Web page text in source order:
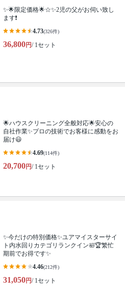
✨🌟限定価格🌟☆✨2児の父がお伺い致し
ます❗️
4.73(326件)
36,800円/ 1セット
🌟ハウスクリーニング全般対応🌟安心の
自社作業✨プロの技術でお客様に感動をお
届け😃
4.69(114件)
20,700円/ 1セット
✨今だけの特別価格✨ユアマイスターサイ
ト内水回りカテゴリランクイン🛀🏆繁忙
期前でお得です✨
4.46(212件)
31,050円/ 1セット